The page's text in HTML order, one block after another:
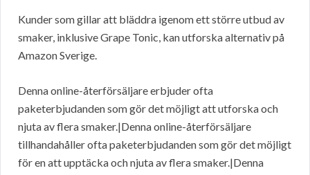
Kunder som gillar att bläddra igenom ett större utbud av
smaker, inklusive Grape Tonic, kan utforska alternativ på
Amazon Sverige.
Denna online-återförsäljare erbjuder ofta
paketerbjudanden som gör det möjligt att utforska och
njuta av flera smaker.|Denna online-återförsäljare
tillhandahåller ofta paketerbjudanden som gör det möjligt
för en att upptäcka och njuta av flera smaker.|Denna